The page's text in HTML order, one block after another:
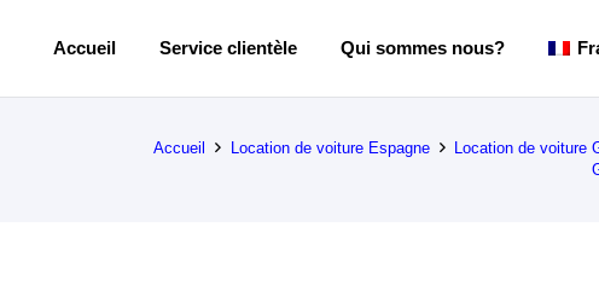
Accueil Service clientèle Qui sommes nous?
Accueil Location de voiture Espagne
Location de voiture